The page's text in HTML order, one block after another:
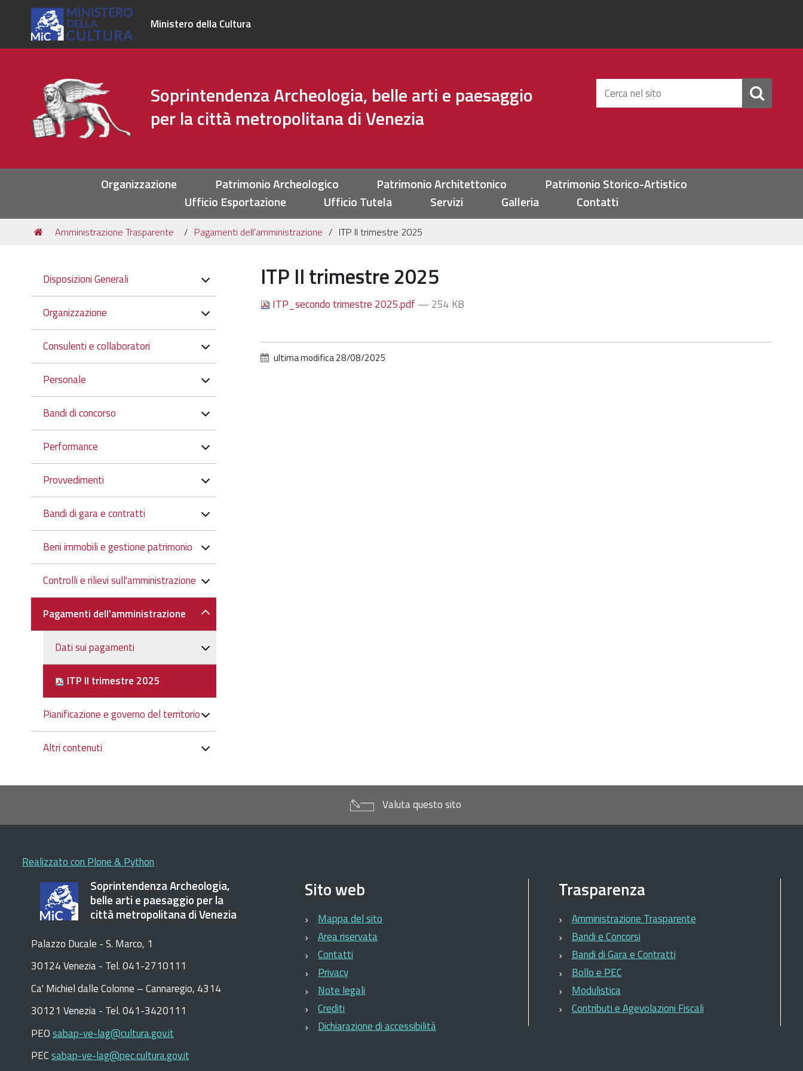
Ministero della Cultura
Soprintendenza Archeologia, belle arti e paesaggio
per la città metropolitana di Venezia
Cerca
nel
Organizzazione Patrimonio Archeologico Patrimonio Architettonico
Patrimonio Storico-Artistico
Ufficio Esportazione
Ufficio Tutela Servizi Galleria Contatti
Tu
sei
Amministrazione Trasparente Pagamenti dell'amministrazione ITP II trimestre 2025
ITP II trimestre 2025
ITP_secondo trimestre 2025.pdf — 254 KB
ultima modifica28/08/2025
Navigazione
Disposizioni Generali
Organizzazione
Consulenti e collaboratori
Personale
Bandi di concorso
Performance
Provvedimenti
Bandi di gara e contratti
Beni immobili e gestione patrimonio
Controlli e rilievi sull'amministrazione
Pagamenti dell'amministrazione
Dati sui pagamenti
ITP II trimestre 2025
Pianificazione e governo del territorio
Altri contenuti
Valuta questo sito
Realizzato con Plone & Python
Soprintendenza Archeologia,
belle arti e paesaggio per la
città metropolitana di Venezia
Palazzo Ducale - S. Marco, 1
30124 Venezia - Tel. 041-2710111
Ca' Michiel dalle Colonne – Cannaregio, 4314
30121 Venezia - Tel. 041-3420111
PEOsabap-ve-lag@cultura.gov.it
PECsabap-ve-lag@pec.cultura.gov.it
Sito web
Mappa del sito
Area riservata
Contatti
Privacy
Note legali
Crediti
Dichiarazione di accessibilità
Trasparenza
Amministrazione Trasparente
Bandi e Concorsi
Bandi di Gara e Contratti
Bollo e PEC
Modulistica
Contributi e Agevolazioni Fiscali